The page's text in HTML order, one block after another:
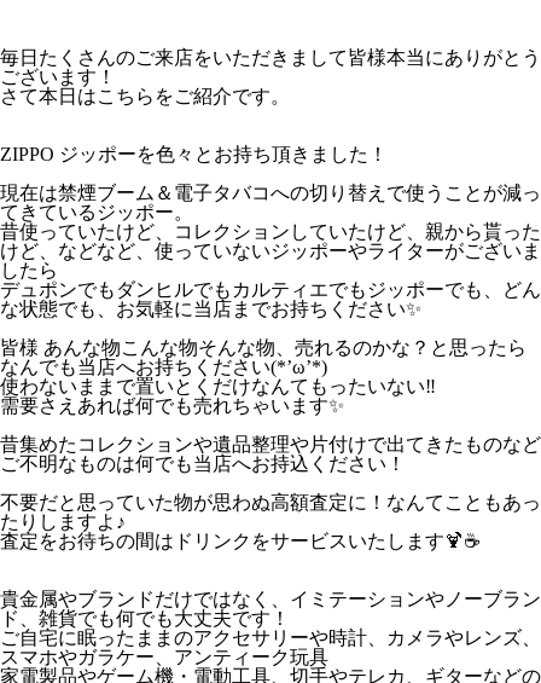
毎日たくさんのご来店をいただきまして皆様本当にありがとう
ございます！
さて本日はこちらをご紹介です。
ZIPPO ジッポーを色々とお持ち頂きました！
現在は禁煙ブーム＆電子タバコへの切り替えで使うことが減っ
てきているジッポー。
昔使っていたけど、コレクションしていたけど、親から貰った
けど、などなど、使っていないジッポーやライターがございま
したら
デュポンでもダンヒルでもカルティエでもジッポーでも、どん
な状態でも、お気軽に当店までお持ちください✨
皆様 あんな物こんな物そんな物、売れるのかな？と思ったら
なんでも当店へお持ちください(*’ω’*)
使わないままで置いとくだけなんてもったいない‼
需要さえあれば何でも売れちゃいます✨
昔集めたコレクションや遺品整理や片付けで出てきたものなど
ご不明なものは何でも当店へお持込ください！
不要だと思っていた物が思わぬ高額査定に！なんてこともあっ
たりしますよ♪
査定をお待ちの間はドリンクをサービスいたします🍹☕
貴金属やブランドだけではなく、イミテーションやノーブラン
ド、雑貨でも何でも大丈夫です！
ご自宅に眠ったままのアクセサリーや時計、カメラやレンズ、
スマホやガラケー、アンティーク玩具
家電製品やゲーム機・電動工具、切手やテレカ、ギターなどの